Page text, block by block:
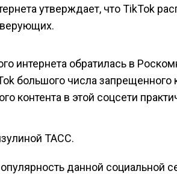
утверждает, что TikTok
интернета обратилась в
большого числа запрещенного
контента в этой соцсети
ТАСС.
данной социальной